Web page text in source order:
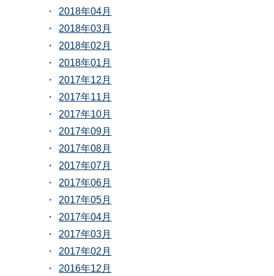
2018年04月
2018年03月
2018年02月
2018年01月
2017年12月
2017年11月
2017年10月
2017年09月
2017年08月
2017年07月
2017年06月
2017年05月
2017年04月
2017年03月
2017年02月
2016年12月